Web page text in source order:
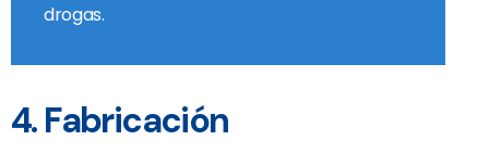
drogas.
4. Fabricación